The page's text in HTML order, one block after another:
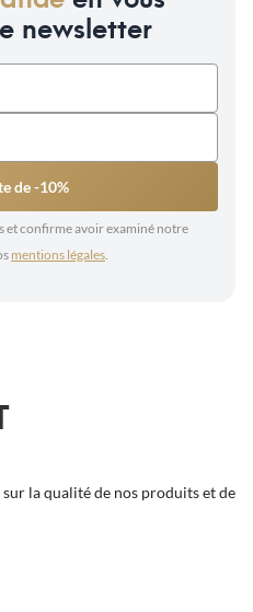
newsletter
de -10%
et confirme avoir examiné notre
mentions légales.
la qualité de nos produits et de